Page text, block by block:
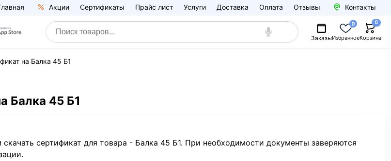
Акции Сертификаты Прайс лист Услуги Доставка Оплата Отзывы Контакты
ЗаказыИзбранное
0
Корзина
0
на Балка 45 Б1
Балка 45 Б1
сертификат для товара - Балка 45 Б1. При необходимости документы заверяются